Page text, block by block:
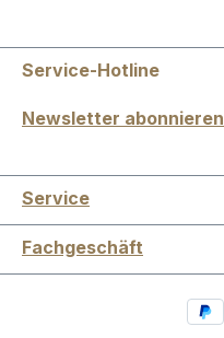
Service-Hotline
Newsletter abonnieren
Service
Fachgeschäft